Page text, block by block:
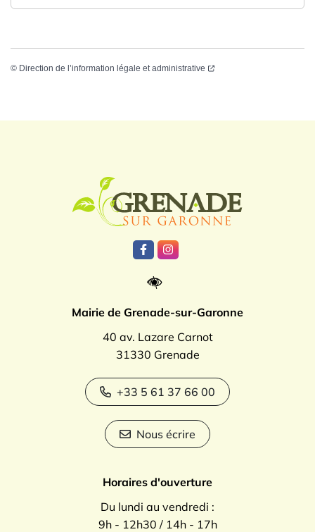
© Direction de l’information légale et administrative
Lien vers le compte Facebook
Lien vers le compte
Mairie de Grenade-sur-Garonne
40 av. Lazare Carnot
31330 Grenade
+33 5 61 37 66 00
Nous écrire
Horaires d'ouverture
Du lundi au vendredi :
9h - 12h30 / 14h - 17h